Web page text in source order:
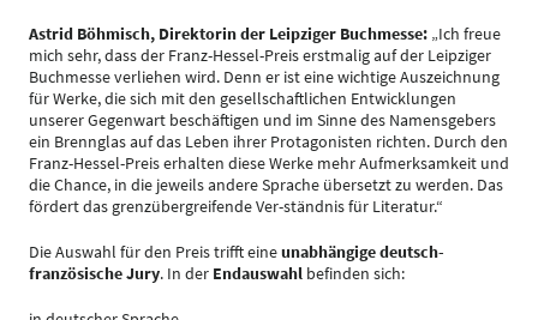
Astrid Böhmisch, Direktorin der Leipziger Buchmesse: „Ich freue
mich sehr, dass der Franz-Hessel-Preis erstmalig auf der Leipziger
Buchmesse verliehen wird. Denn er ist eine wichtige Auszeichnung
für Werke, die sich mit den gesellschaftlichen Entwicklungen
unserer Gegenwart beschäftigen und im Sinne des Namensgebers
ein Brennglas auf das Leben ihrer Protagonisten richten. Durch den
Franz-Hessel-Preis erhalten diese Werke mehr Aufmerksamkeit und
die Chance, in die jeweils andere Sprache übersetzt zu werden. Das
fördert das grenzübergreifende Ver-ständnis für Literatur.“
Die Auswahl für den Preis trifft eineunabhängige deutsch-
französische Jury. In der Endauswahl befinden sich: